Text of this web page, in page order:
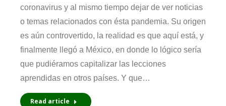
coronavirus y al mismo tiempo dejar de ver noticias
o temas relacionados con ésta pandemia. Su origen
es aún controvertido, la realidad es que aquí está, y
finalmente llegó a México, en donde lo lógico sería
que pudiéramos capitalizar las lecciones
aprendidas en otros países. Y que…
Read article